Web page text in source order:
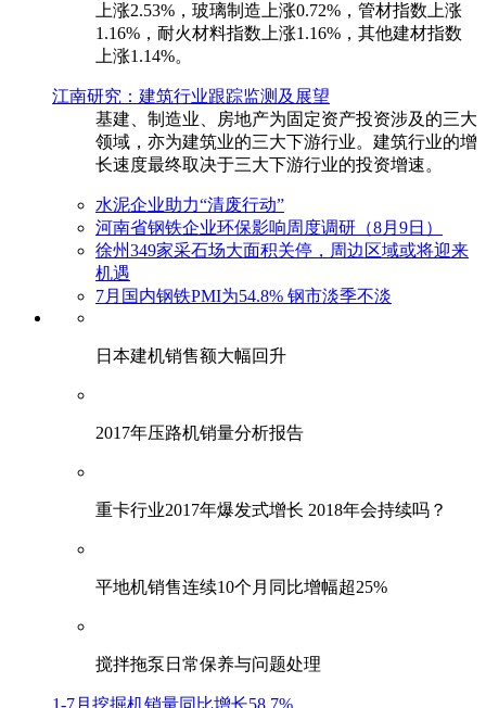
上涨2.53%，玻璃制造上涨0.72%，管材指数上涨
1.16%，耐火材料指数上涨1.16%，其他建材指数
上涨1.14%。
江南研究：建筑行业跟踪监测及展望
基建、制造业、房地产为固定资产投资涉及的三大
领域，亦为建筑业的三大下游行业。建筑行业的增
长速度最终取决于三大下游行业的投资增速。
水泥企业助力“清废行动”
河南省钢铁企业环保影响周度调研（8月9日）
徐州349家采石场大面积关停，周边区域或将迎来
机遇
7月国内钢铁PMI为54.8% 钢市淡季不淡
日本建机销售额大幅回升
2017年压路机销量分析报告
重卡行业2017年爆发式增长 2018年会持续吗？
平地机销售连续10个月同比增幅超25%
搅拌拖泵日常保养与问题处理